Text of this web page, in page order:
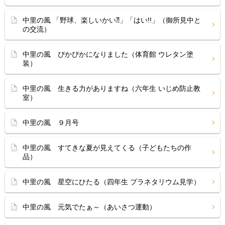
中里の風 「野球、楽しいかい⁈」「はい!!」（御所見中と
の交流）
中里の風 ぴかぴかになりました（体育館 ウレタン塗
装）
中里の風 生きる力がありますね（六年生 いじめ防止教
室）
中里の風 ９月号
中里の風 すてきな夏が見えてくる（子どもたちの作
品）
中里の風 星空にひたる（四年生 プラネタリウム見学）
中里の風 元気でたぁ～（あいさつ運動）